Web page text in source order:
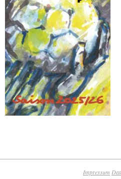
Impressum